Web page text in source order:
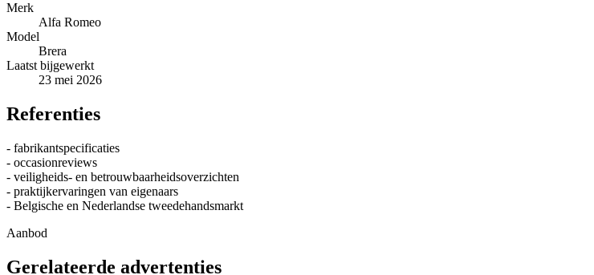
Merk
Alfa Romeo
Model
Brera
Laatst bijgewerkt
23 mei 2026
Referenties
- fabrikantspecificaties
- occasionreviews
- veiligheids- en betrouwbaarheidsoverzichten
- praktijkervaringen van eigenaars
- Belgische en Nederlandse tweedehandsmarkt
Aanbod
Gerelateerde advertenties